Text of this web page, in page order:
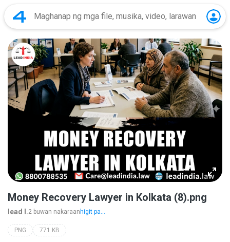
Money Recovery Lawyer in Kolkata (8).png
lead I.2 buwan nakaraan higit pa...
PNG 771 KB